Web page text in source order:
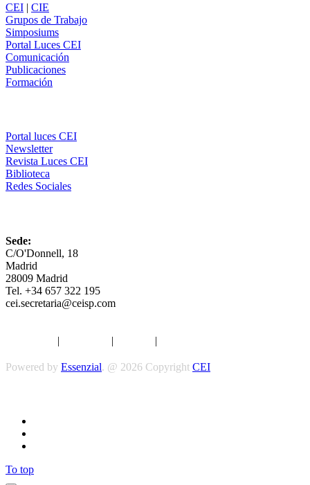
CEI | CIE
Grupos de Trabajo
Simposiums
Portal Luces CEI
Comunicación
Publicaciones
Formación
Portal luces CEI
Newsletter
Revista Luces CEI
Biblioteca
Redes Sociales
Sede:
C/O'Donnell, 18
Madrid
28009 Madrid
Tel. +34 657 322 195
cei.secretaria@ceisp.com
| | |
Powered by Essenzial. @ 2026 Copyright CEI
To top